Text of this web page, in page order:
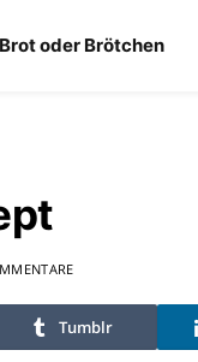
Brot oder Brötchen
Tumblr